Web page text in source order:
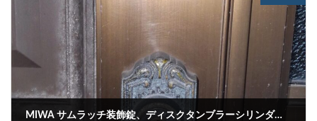
MIWA サムラッチ装飾錠、ディスクタンブラーシリンダーの解錠とU9.TE0x2への交換